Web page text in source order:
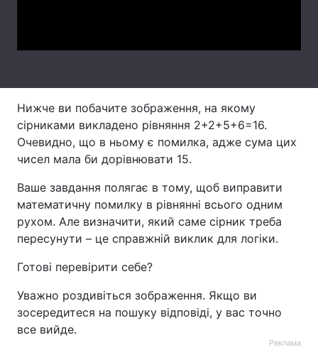
Нижче ви побачите зображення, на якому
сірниками викладено рівняння 2+2+5+6=16.
Очевидно, що в ньому є помилка, адже сума цих
чисел мала би дорівнювати 15.
Ваше завдання полягає в тому, щоб виправити
математичну помилку в рівнянні всього одним
рухом. Але визначити, який саме сірник треба
пересунути – це справжній виклик для логіки.
Готові перевірити себе?
Уважно роздивіться зображення. Якщо ви
зосередитеся на пошуку відповіді, у вас точно
все вийде.
Реклама